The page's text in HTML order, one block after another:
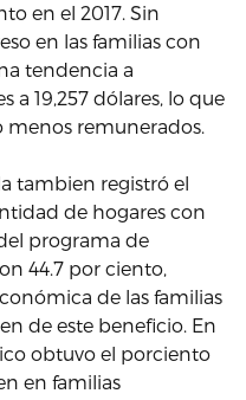
en el 2017. Sin
en las familias con
tendencia a
a 19,257 dólares, lo que
menos remunerados.
tambien registró el
de hogares con
programa de
44.7 por ciento,
de las familias
de este beneficio. En
obtuvo el porciento
en familias